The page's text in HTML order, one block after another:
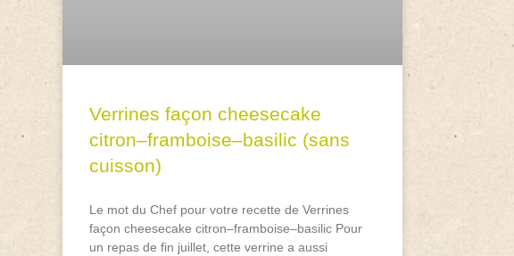
Verrines façon cheesecake
citron–framboise–basilic (sans
cuisson)
Le mot du Chef pour votre recette de Verrines
façon cheesecake citron–framboise–basilic Pour
un repas de fin juillet, cette verrine a aussi